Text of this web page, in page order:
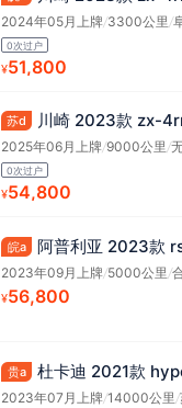
2024年05月上牌/3300公里 /
0次过户
¥51,800
苏d 川崎 2023款 zx-
2025年06月上牌/9000公里/
0次过户
¥54,800
皖a 阿普利亚 2023款
2023年09月上牌/5000公里/
¥56,800
贵a 杜卡迪 2021款
2023年07月上牌/14000公里/